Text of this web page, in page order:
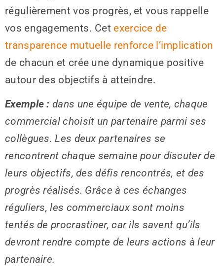
régulièrement vos progrès, et vous rappelle
vos engagements. Cet exercice de
transparence mutuelle renforce l’implication
de chacun et crée une dynamique positive
autour des objectifs à atteindre.
Exemple : dans une équipe de vente, chaque
commercial choisit un partenaire parmi ses
collègues. Les deux partenaires se
rencontrent chaque semaine pour discuter de
leurs objectifs, des défis rencontrés, et des
progrès réalisés. Grâce à ces échanges
réguliers, les commerciaux sont moins
tentés de procrastiner, car ils savent qu’ils
devront rendre compte de leurs actions à leur
partenaire.